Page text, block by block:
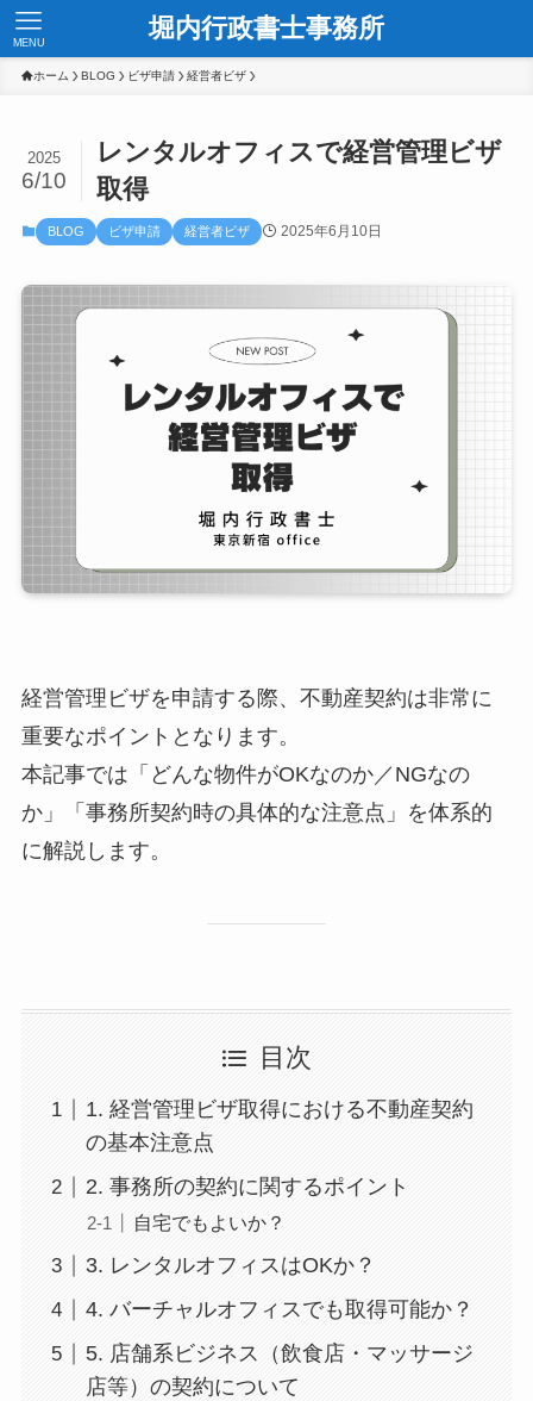
堀内行政書士事務所
MENU
ホーム BLOG ビザ申請 経営者ビザ
レンタルオフィスで経営管理ビザ
取得
2025
6/10
BLOG ビザ申請 経営者ビザ 2025年6月10日
経営管理ビザを申請する際、不動産契約は非常に
重要なポイントとなります。
本記事では「どんな物件がOKなのか／NGなの
か」「事務所契約時の具体的な注意点」を体系的
に解説します。
目次
1. 経営管理ビザ取得における不動産契約
の基本注意点
2. 事務所の契約に関するポイント
自宅でもよいか？
3. レンタルオフィスはOKか？
4. バーチャルオフィスでも取得可能か？
5. 店舗系ビジネス（飲食店・マッサージ
店等）の契約について